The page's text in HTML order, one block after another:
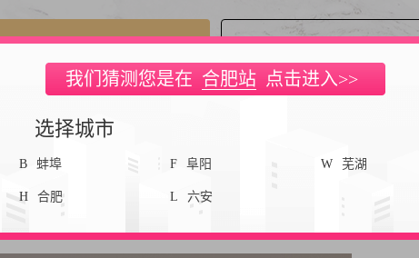
免费获取设计案例 咨询获取全面报
我们猜测您是在 合肥站 点击进入>>
选择城市
B 蚌埠 F 阜阳 W 芜湖
H 合肥 L 六安